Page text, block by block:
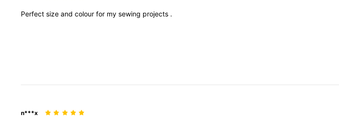
Perfect size and colour for my sewing projects .
n***x